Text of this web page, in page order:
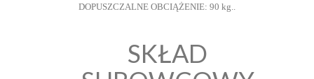
DOPUSZCZALNE OBCIĄŻENIE: 90 kg..
SKŁAD